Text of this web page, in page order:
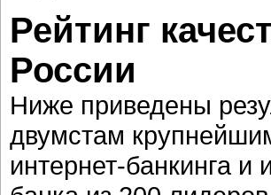
Рейтинг
России
Ниже приведены
двумстам
интернет-банкинга и